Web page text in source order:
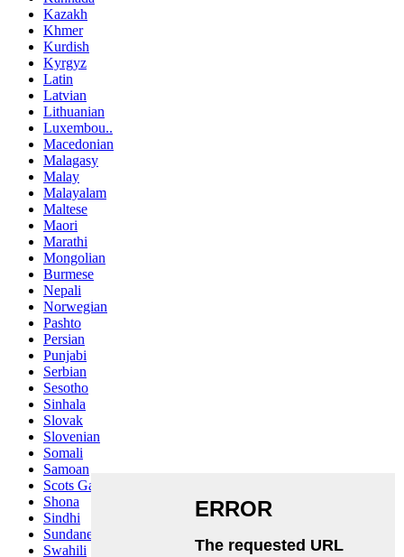
Kazakh
Khmer
Kurdish
Kyrgyz
Latin
Latvian
Lithuanian
Luxembou..
Macedonian
Malagasy
Malay
Malayalam
Maltese
Maori
Marathi
Mongolian
Burmese
Nepali
Norwegian
Pashto
Persian
Punjabi
Serbian
Sesotho
Sinhala
Slovak
Slovenian
Somali
Samoan
Scots Gaelic
Shona
Sindhi
Sundanese
Swahili